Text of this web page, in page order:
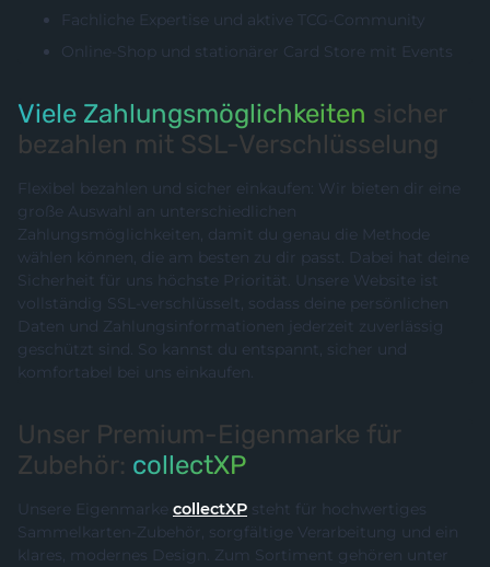
Fachliche Expertise und aktive TCG-Community
Online-Shop und stationärer Card Store mit Events
Viele Zahlungsmöglichkeiten sicher
bezahlen mit SSL-Verschlüsselung
Flexibel bezahlen und sicher einkaufen: Wir bieten dir eine
große Auswahl an unterschiedlichen
Zahlungsmöglichkeiten, damit du genau die Methode
wählen können, die am besten zu dir passt. Dabei hat deine
Sicherheit für uns höchste Priorität. Unsere Website ist
vollständig SSL-verschlüsselt, sodass deine persönlichen
Daten und Zahlungsinformationen jederzeit zuverlässig
geschützt sind. So kannst du entspannt, sicher und
komfortabel bei uns einkaufen.
Unser Premium-Eigenmarke für
Zubehör: collectXP
Unsere Eigenmarke collectXP steht für hochwertiges
Sammelkarten-Zubehör, sorgfältige Verarbeitung und ein
klares, modernes Design. Zum Sortiment gehören unter